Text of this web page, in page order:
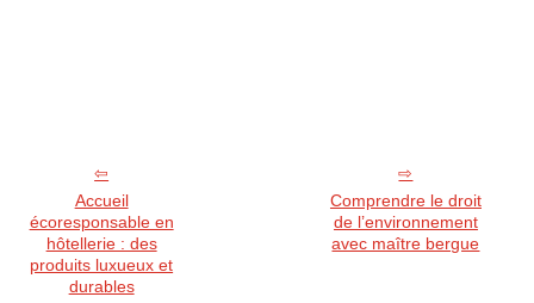
Accueil
écoresponsable en
hôtellerie : des
produits luxueux et
durables
Comprendre le droit
de l’environnement
avec maître bergue